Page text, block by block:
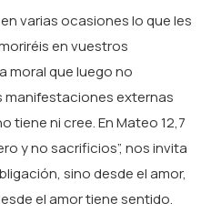
varias ocasiones lo que les
en vuestros
moral que luego no
manifestaciones externas
tiene ni cree. En Mateo 12,7
y no sacrificios”, nos invita
sino desde el amor,
el amor tiene sentido.